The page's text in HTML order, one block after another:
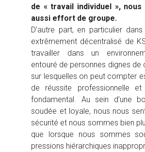
de « travail individuel », nous
aussi effort de groupe.
D’autre part, en particulier
extrêmement décentralisé de
travailler dans un
entouré de personnes dignes de
sur lesquelles on peut compter
de réussite professionnelle et
fondamental. Au sein d’une
soudée et loyale, nous nous
sécurité et nous sommes bien
que lorsque nous sommes
pressions hiérarchiques